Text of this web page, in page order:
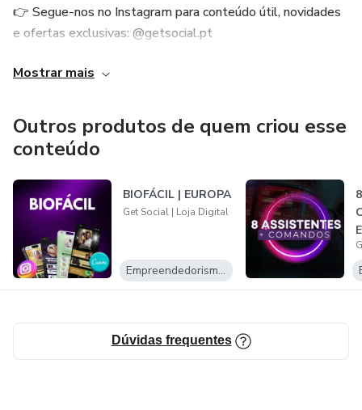
👉 Segue-nos no Instagram para conteúdo útil, novidades
e ofertas exclusivas: @getsocial.pt
Esperamos por ti na #1 Loja de Templates Canva, IA e
Mostrar mais
Outros produtos de quem criou esse
conteúdo
BIOFÁCIL | EUROPA
Get Social | Loja Digital
Empreendedorismo Digital
Dúvidas frequentes